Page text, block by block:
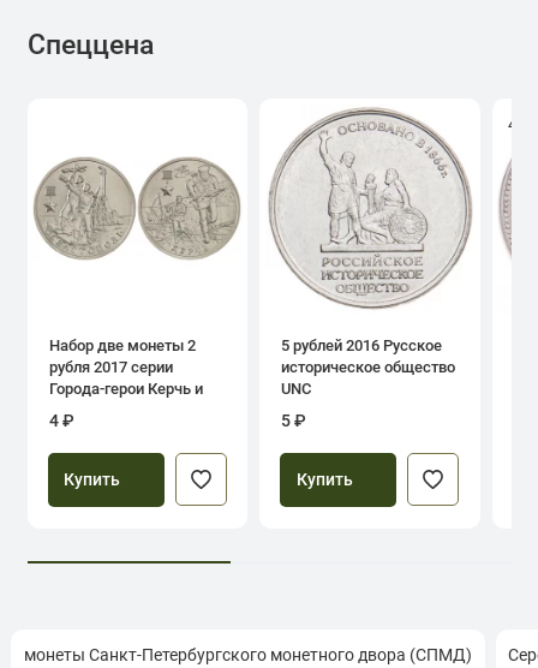
Спеццена
Набор две монеты 2
рубля 2017 серии
Города-герои Керчь и
4 ₽
Купить
5 рублей 2016 Русское
историческое общество
UNC
5 ₽
Купить
4.0
монеты Санкт-Петербургского монетного двора (СПМД)